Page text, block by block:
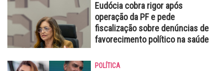
Eudócia cobra rigor após
operação da PF e pede
fiscalização sobre denúncias de
favorecimento político na saúde
POLÍTICA